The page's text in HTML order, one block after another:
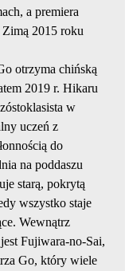
a premiera
Zimą 2015 roku
otrzyma chińską
2019 r. Hikaru
w
uczeń z
do
na poddaszu
starą, pokrytą
wszystko staje
Wewnątrz
Fujiwara-no-Sai,
Go, który wiele